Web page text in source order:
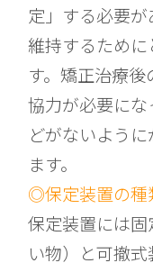
定」する必要
維持するため
す。矯正治療
協力が必要に
どがないよう
ます。
◎保定装置の種
保定装置には
い物）と可撤